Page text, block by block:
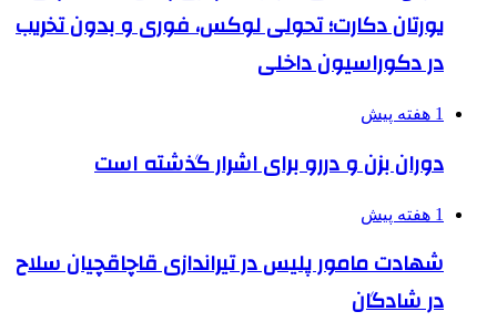
یورتان دکارت؛ تحولی لوکس، فوری و بدون تخریب
در دکوراسیون داخلی
1 هفته پیش
دوران بزن و دررو برای اشرار گذشته است
1 هفته پیش
شهادت مامور پلیس در تیراندازی قاچاقچیان سلاح
در شادگان